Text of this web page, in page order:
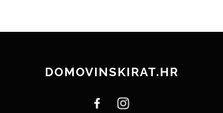
DOMOVINSKIRAT.HR